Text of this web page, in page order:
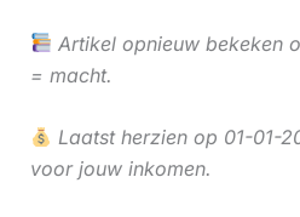
Artikel opnieuw bekeken
= macht.
Laatst herzien op 01-01-
voor jouw inkomen.